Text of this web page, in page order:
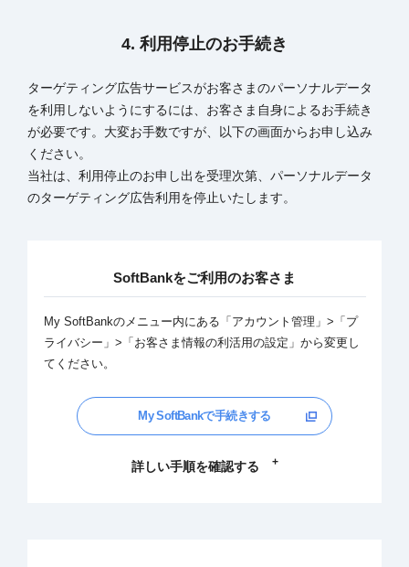
4. 利用停止のお手続き
ターゲティング広告サービスがお客さまのパーソナルデータ
を利用しないようにするには、お客さま自身によるお手続き
が必要です。大変お手数ですが、以下の画面からお申し込み
ください。
当社は、利用停止のお申し出を受理次第、パーソナルデータ
のターゲティング広告利用を停止いたします。
SoftBankをご利用のお客さま
My SoftBankのメニュー内にある「アカウント管理」>「プ
ライバシー」>「お客さま情報の利活用の設定」から変更し
てください。
My SoftBankで手続きする
詳しい手順を確認する